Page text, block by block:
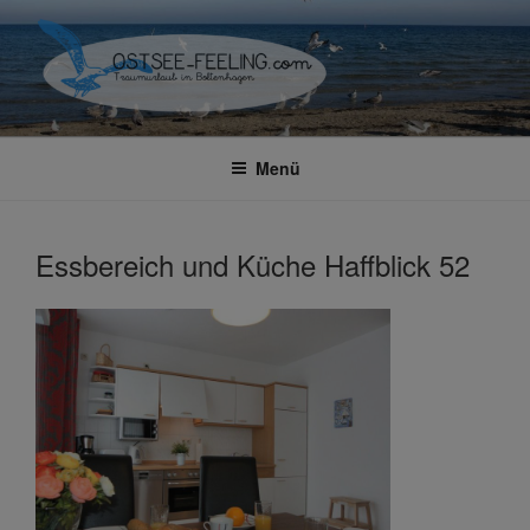
springen
OSTSEE-FEELING –
FERIENWOHNUNGEN IN
Traumhafte Ferienwohnung in Boltenhagen
Menü
Essbereich und Küche Haffblick 52